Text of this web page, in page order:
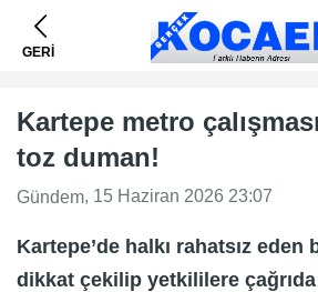
GERİ
Kartepe metro
toz duman!
Gündem, 15 Haziran 2026 23:07
Kartepe’de halkı rahatsız
dikkat çekilip yetkililere